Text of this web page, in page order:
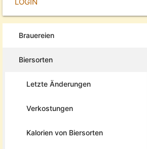
Brauereien
Biersorten
Letzte Änderungen
Verkostungen
Kalorien von Biersorten